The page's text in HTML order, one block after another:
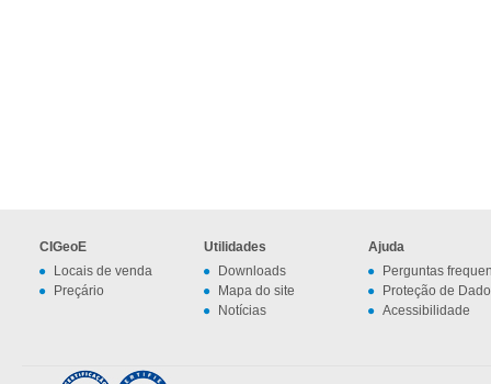
CIGeoE
Locais de venda
Preçário
Utilidades
Downloads
Mapa do site
Notícias
Ajuda
Perguntas
Proteção de
Acessibilidade